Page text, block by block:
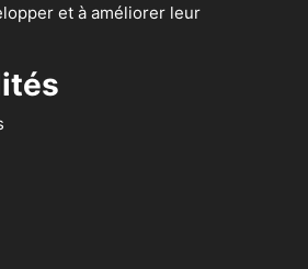
et à améliorer leur